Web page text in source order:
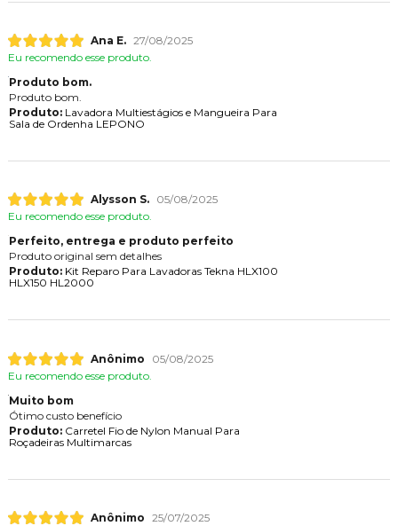
Ana E. 27/08/2025
Eu recomendo esse produto.
Produto bom.
Produto bom.
Produto:Lavadora Multiestágios e Mangueira Para
Sala de Ordenha LEPONO
Alysson S.
05/08/2025
Eu recomendo esse produto.
Perfeito, entrega e produto perfeito
Produto original sem detalhes
Produto:Kit Reparo Para Lavadoras Tekna HLX100
HLX150 HL2000
Anônimo
05/08/2025
Eu recomendo esse produto.
Muito bom
Ótimo custo benefício
Produto:Carretel Fio de Nylon Manual Para
Roçadeiras Multimarcas
Anônimo 25/07/2025